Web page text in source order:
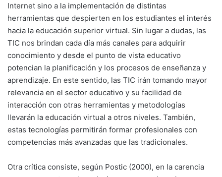
Internet sino a la implementación de distintas
herramientas que despierten en los estudiantes el interés
hacia la educación superior virtual. Sin lugar a dudas, las
TIC nos brindan cada día más canales para adquirir
conocimiento y desde el punto de vista educativo
potencian la planificación y los procesos de enseñanza y
aprendizaje. En este sentido, las TIC irán tomando mayor
relevancia en el sector educativo y su facilidad de
interacción con otras herramientas y metodologías
llevarán la educación virtual a otros niveles. También,
estas tecnologías permitirán formar profesionales con
competencias más avanzadas que las tradicionales.
Otra crítica consiste, según Postic (2000), en la carencia